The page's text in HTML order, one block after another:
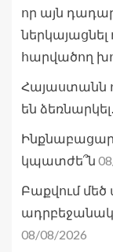
որ այն
հարվածող
Հայաստանն
են
կպատժե՞ն
Բաքվում մեծ
08/08/2026